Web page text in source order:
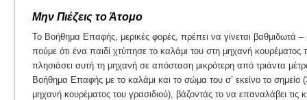
Μην Πιέζεις το Άτομο
Το Βοήθημα Επαφής, μερικές φορές, πρέπει να γίνεται βαθμιδωτά
πούμε ότι ένα παιδί χτύπησε το καλάμι του στη μηχανή κουρέματος
πλησιάσει αυτή τη μηχανή σε απόσταση μικρότερη από τριάντα
Βοήθημα Επαφής με το καλάμι και το σώμα του σ’ εκείνο το σημείο
μηχανή κουρέματος του γρασιδιού), βάζοντάς το να επαναλάβει τις